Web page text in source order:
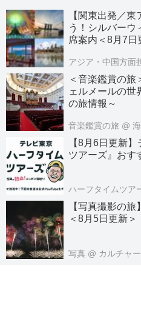
【関東出発／
う！シルバーウ
席案内＜8月7日
アジア・中国方面
＜音楽鑑賞の旅
ェルメールの世
の旅情報～
音楽鑑賞の旅 @
【8月6日更新
ツアーズ』おす
ハーフタイムツア
【写真撮影の
＜8月5日更新＞
写真 @ カルチャ